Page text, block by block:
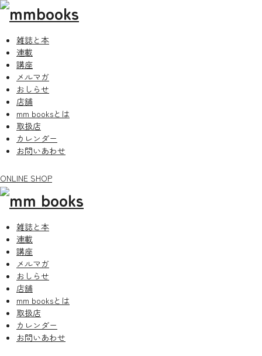
雑誌と本
連載
講座
メルマガ
おしらせ
店舗
mm booksとは
取扱店
カレンダー
お問いあわせ
ONLINE SHOP
雑誌と本
連載
講座
メルマガ
おしらせ
店舗
mm booksとは
取扱店
カレンダー
お問いあわせ